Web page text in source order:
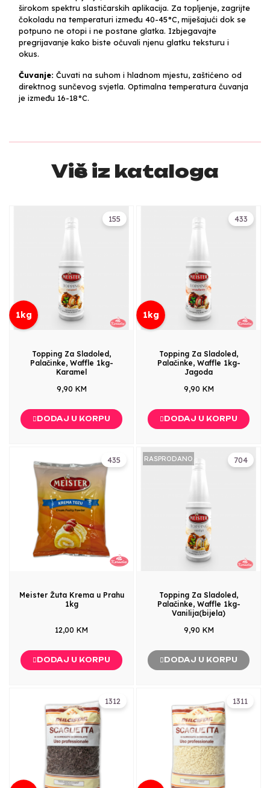
širokom spektru slastičarskih aplikacija. Za topljenje, zagrijte
čokoladu na temperaturi između 40-45°C, miješajući dok se
potpuno ne otopi i ne postane glatka. Izbjegavajte
pregrijavanje kako biste očuvali njenu glatku teksturu i
okus.
Čuvanje: Čuvati na suhom i hladnom mjestu, zaštićeno od
direktnog sunčevog svjetla. Optimalna temperatura čuvanja
je između 16-18°C.
Više iz kataloga
155
1kg
Topping Za Sladoled,
Palačinke, Waffle 1kg-
Karamel
9,90 KM
DODAJ U KORPU
433
1kg
Topping Za Sladoled,
Palačinke, Waffle 1kg-
Jagoda
9,90 KM
DODAJ U KORPU
435
Meister Žuta Krema u Prahu
1kg
12,00 KM
DODAJ U KORPU
704
RASPRODANO
Topping Za Sladoled,
Palačinke, Waffle 1kg-
Vanilija(bijela)
9,90 KM
DODAJ U KORPU
1312 1311